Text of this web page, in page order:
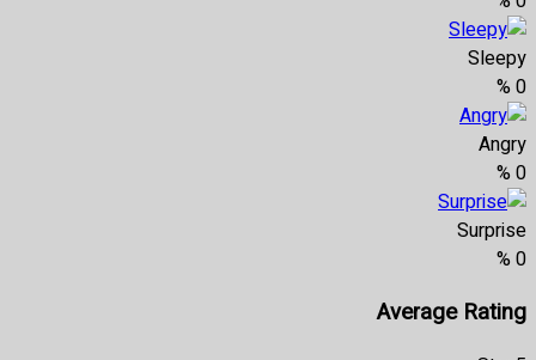
Sleepy
0
%
Angry
0
%
Surprise
0
%
Average Rating